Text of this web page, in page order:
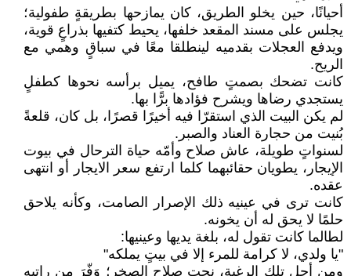
أحيانًا، حين يخلو الطريق، كان يمازحها بطريقةٍ طفولية؛
يجلس على مسند المقعد خلفها، يحيط كتفيها بذراعٍ قوية،
ويدفع العجلات بقدميه لينطلقا معًا في سباقٍ وهمي مع
الريح.
كانت تضحك بصمتٍ طافح، يميل برأسه نحوها كطفلٍ
يستجدي رضاها ويشرح فؤادها برًّا بها.
لم يكن البيت الذي استقرّا فيه أخيرًا قصرًا، بل كان، قلعةً
بُنيت من حجارة العناد والصبر.
لسنواتٍ طويلة، عاش صلاح وأمّه حياة الترحال في بيوت
الإيجار، يطويان حقائبهما كلما ارتفع سعر الايجار أو انتهى
عقده.
كانت ترى في عينيه ذلك الإصرار الصامت، وكأنه يلاحق
حلمًا لا يحق له أن يخونه.
لطالما كانت تقول له، بلغة يديها وعينيها:
"يا ولدي، لا كرامة للمرء إلا في بيتٍ يملكه"
ومن أجل تلك الرغبة، نحت صلاح الصخر؛ وَفّرَ من راتبه